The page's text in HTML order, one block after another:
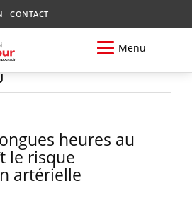
CONTACT
Menu
heures au
le risque
artérielle